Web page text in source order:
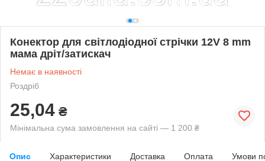
Конектор для світлодіодної стрічки 12V 8 mm
мама дріт/затискач
Немає в наявності
Роздріб
25,04 ₴
Мінімальна сума замовлення на сайті — 1 200 ₴
Опис Характеристики Доставка Оплата Умови